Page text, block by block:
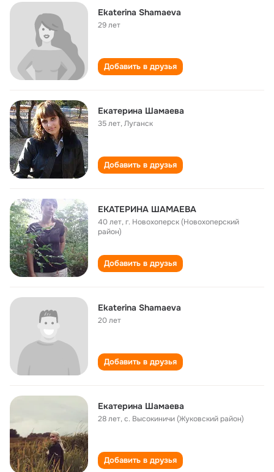
Ekaterina Shamaeva
29 лет
Добавить в друзья
Екатерина Шамаева
35 лет,Луганск
Добавить в друзья
ЕКАТЕРИНА ШАМАЕВА
40 лет,г. Новохоперск (Новохоперский
район)
Добавить в друзья
Ekaterina Shamaeva
20 лет
Добавить в друзья
Екатерина Шамаева
28 лет,с. Высокиничи (Жуковский район)
Добавить в друзья